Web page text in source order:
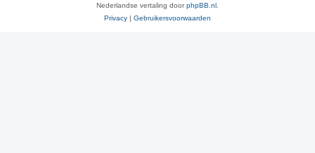
Nederlandse vertaling doorphpBB.nl
Privacy | Gebruikersvoorwaarden